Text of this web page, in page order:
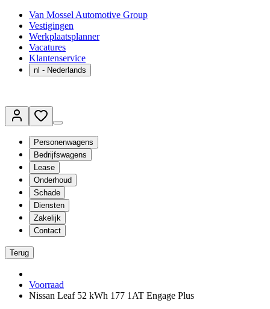
Van Mossel Automotive Group
Vestigingen
Werkplaatsplanner
Vacatures
Klantenservice
nl - Nederlands
Personenwagens
Bedrijfswagens
Lease
Onderhoud
Schade
Diensten
Zakelijk
Contact
Terug
Voorraad
Nissan Leaf 52 kWh 177 1AT Engage Plus